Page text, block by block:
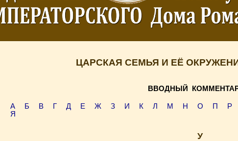
ЦАРСКАЯ СЕМЬЯ И ЕЁ
ВВОДНЫЙ
А Б В Г Д Е Ж З И К Л М Н О П Р
Я
У